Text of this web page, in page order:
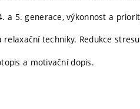
a 5. generace, výkonnost a
relaxační techniky. Redukce
a motivační dopis.